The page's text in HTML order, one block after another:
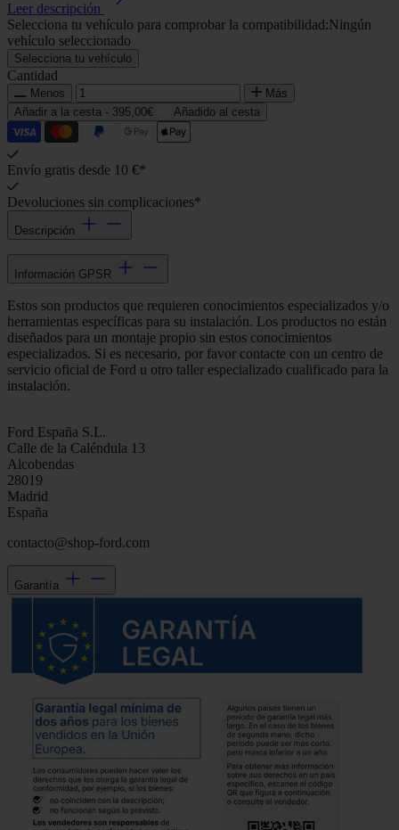
Leer descripción
Selecciona tu vehículo para comprobar la compatibilidad:Ningún
vehículo seleccionado
Selecciona tu vehículo
Cantidad
Menos
Más
Añadir a la cesta - 395,00€ Añadido al cesta
Envío gratis desde 10 €*
Devoluciones sin complicaciones*
Descripción
Información GPSR
Estos son productos que requieren conocimientos especializados y/o
herramientas específicas para su instalación. Los productos no están
diseñados para un montaje propio sin estos conocimientos
especializados. Si es necesario, por favor contacte con un centro de
servicio oficial de Ford u otro taller especializado cualificado para la
instalación.
Ford España S.L.
Calle de la Caléndula 13
Alcobendas
28019
Madrid
España
contacto@shop-ford.com
Garantía